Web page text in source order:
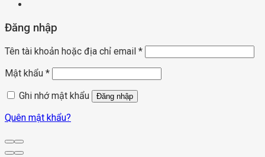
Đăng nhập
Tên tài khoản hoặc địa chỉ email *
Mật khẩu *
Ghi nhớ mật khẩu
Đăng nhập
Quên mật khẩu?